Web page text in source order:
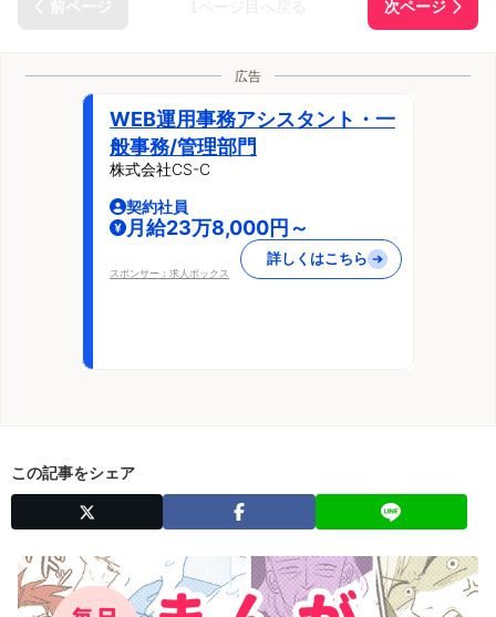
広告
WEB運用事務アシスタント・一
般事務/管理部門
株式会社CS-C
契約社員
月給23万8,000円～
スポンサー：求人ボックス
詳しくはこちら
この記事をシェア